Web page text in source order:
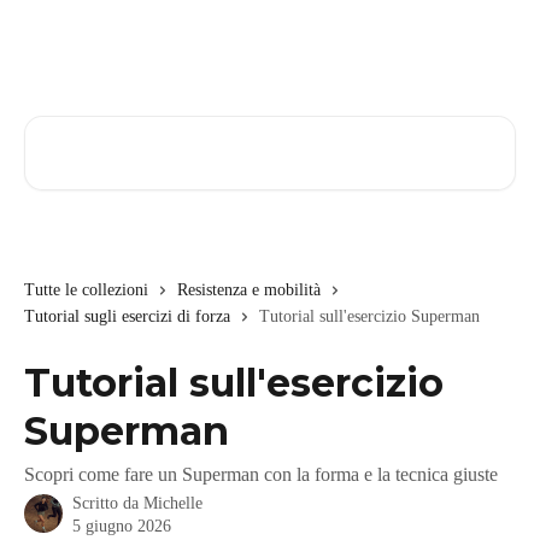
Tutte le collezioni
Resistenza e mobilità
Tutorial sugli esercizi di forza
Tutorial sull'esercizio Superman
Tutorial sull'esercizio
Superman
Scopri come fare un Superman con la forma e la tecnica giuste
Scritto da Michelle
5 giugno 2026